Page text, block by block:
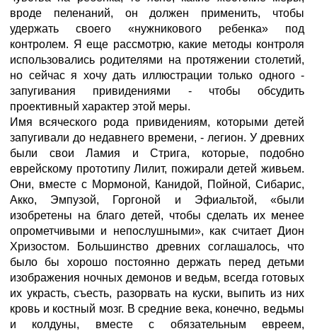
вроде пеленаний, он должен применить, чтобы
удержать своего «нужникового ребенка» под
контролем. Я еще рассмотрю, какие методы контроля
использовались родителями на протяжении столетий,
но сейчас я хочу дать иллюстрации только одного -
запугивания привидениями - чтобы обсудить
проективный характер этой меры.
Имя всяческого рода привидениям, которыми детей
запугивали до недавнего времени, - легион. У древних
были свои Ламия и Стрига, которые, подобно
еврейскому прототипу Лилит, пожирали детей живьем.
Они, вместе с Мормоной, Канидой, Пойной, Сибарис,
Акко, Эмпузой, Горгоной и Эфиальтой, «были
изобретены на благо детей, чтобы сделать их менее
опрометчивыми и непослушными», как считает Дион
Хризостом. Большинство древних соглашалось, что
было бы хорошо постоянно держать перед детьми
изображения ночных демонов и ведьм, всегда готовых
их украсть, съесть, разорвать на куски, выпить из них
кровь и костный мозг. В средние века, конечно, ведьмы
и колдуны, вместе с обязательным евреем,